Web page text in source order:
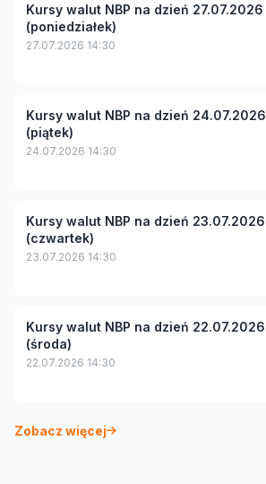
Kursy walut NBP na dzień 27.07.2026
(poniedziałek)
27.07.2026 14:30
Kursy walut NBP na dzień 24.07.2026
(piątek)
24.07.2026 14:30
Kursy walut NBP na dzień 23.07.2026
(czwartek)
23.07.2026 14:30
Kursy walut NBP na dzień 22.07.2026
(środa)
22.07.2026 14:30
Zobacz więcej